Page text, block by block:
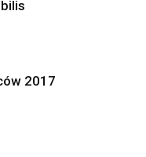
2017